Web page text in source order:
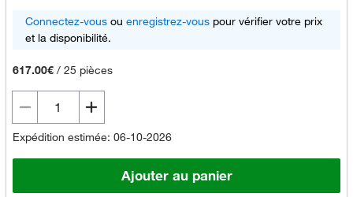
Connectez-vousou enregistrez-vouspour vérifier votre prix
et la disponibilité.
617.00€/ 25 pièces
Expédition estimée: 06-10-2026
Ajouter au panier